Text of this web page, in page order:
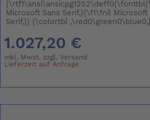
Microsoft Sans Serif,}{\f1\fnil Microsoft
Serif,}} {\colortbl
1.027,20 €
inkl. Mwst. zzgl.Versand
Lieferzeit auf Anfrage